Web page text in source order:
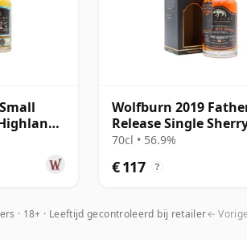
Wolfburn 2019
Release Single
#87
70cl • 56.9%
€ 117 ?
18+ · Leeftijd gecontroleerd bij retailer←